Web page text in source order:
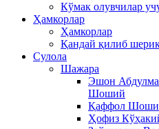
Кўмак олувчилар
Ҳамкорлар
Ҳамкорлар
Қандай қилиб
Сулола
Шажара
Эшон
Шоший
Қаффол
Ҳофиз